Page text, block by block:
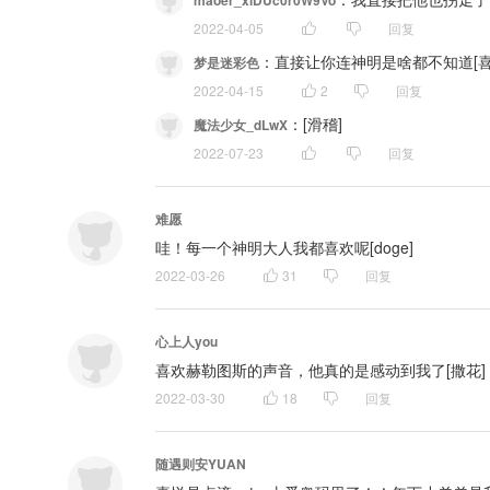
2022-04-05 回复
梦是迷彩色 ： 直接让你连神明是啥都不知道[
2022-04-15 2 回复
魔法少女_dLwX ： [滑稽]
2022-07-23 回复
难愿
哇！每一个神明大人我都喜欢呢[doge]
2022-03-26 31 回复
心上人you
喜欢赫勒图斯的声音，他真的是感动到我了[撒花]
2022-03-30 18 回复
随遇则安YUAN